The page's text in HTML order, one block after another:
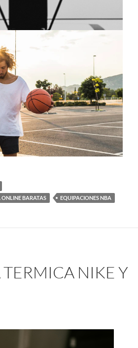
BARATAS
EQUIPACIONES NBA
NIKE Y